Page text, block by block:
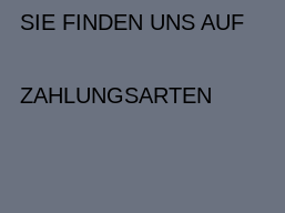
SIE FINDEN UNS AUF
ZAHLUNGSARTEN